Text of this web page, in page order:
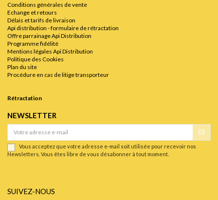
Conditions générales de vente
Echange et retours
Délais et tarifs de livraison
Api distribution - formulaire de rétractation
Offre parrainage Api Distribution
Programme fidélité
Mentions légales Api Distribution
Politique des Cookies
Plan du site
Procédure en cas de litige transporteur
Rétractation
NEWSLETTER
Vous acceptez que votre adresse e-mail soit utilisée pour recevoir nos
Newsletters. Vous êtes libre de vous désabonner à tout moment.
SUIVEZ-NOUS